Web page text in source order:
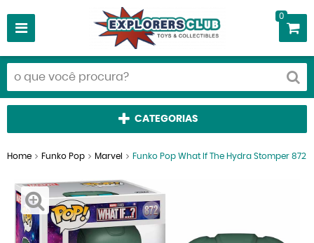
0
CATEGORIAS
Home Funko Pop Marvel Funko Pop What If The Hydra Stomper 872